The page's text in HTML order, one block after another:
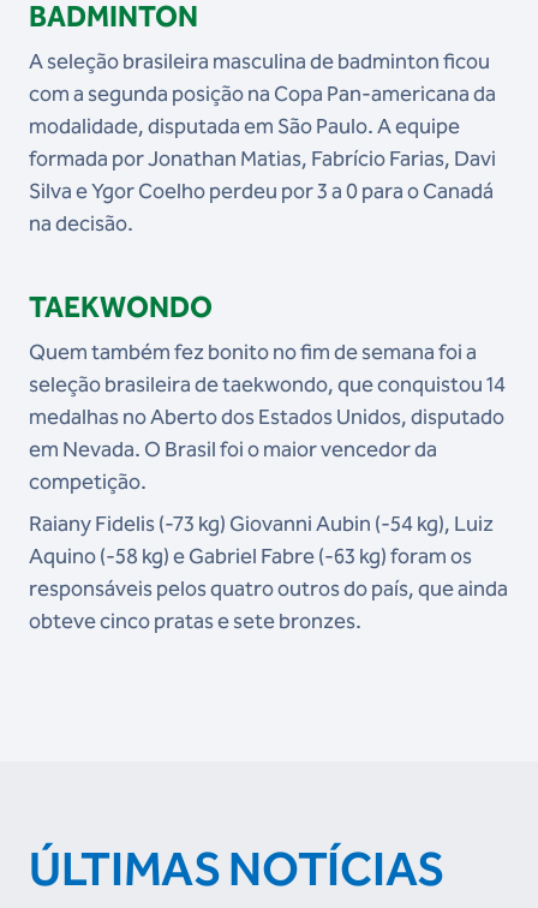
BADMINTON
A seleção brasileira masculina de badminton ficou
com a segunda posição na Copa Pan-americana da
modalidade, disputada em São Paulo. A equipe
formada por Jonathan Matias, Fabrício Farias, Davi
Silva e Ygor Coelho perdeu por 3 a 0 para o Canadá
na decisão.
TAEKWONDO
Quem também fez bonito no fim de semana foi a
seleção brasileira de taekwondo, que conquistou 14
medalhas no Aberto dos Estados Unidos, disputado
em Nevada. O Brasil foi o maior vencedor da
competição.
Raiany Fidelis (-73 kg) Giovanni Aubin (-54 kg), Luiz
Aquino (-58 kg) e Gabriel Fabre (-63 kg) foram os
responsáveis pelos quatro outros do país, que ainda
obteve cinco pratas e sete bronzes.
ÚLTIMAS NOTÍCIAS